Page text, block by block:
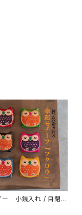
ー 小銭入れ / 目閉じ